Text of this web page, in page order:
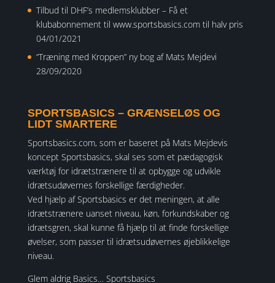
Tilbud til DHF’s medlemsklubber – Få et
klubabonnement til www.sportsbasics.com til halv pris
04/01/2021
“Træning med Kroppen” ny bog af Mats Mejdevi
28/09/2020
SPORTSBASICS – GRÆNSELØS OG
LIDT SMARTERE
Sportsbasics.com, som er baseret på Mats Mejdevis
koncept Sportsbasics, skal ses som et pædagogisk
værktøj for idrætstrænere til at opbygge og udvikle
idrætsudøvernes forskellige færdigheder.
Ved hjælp af Sportsbasics er det meningen, at alle
idrætstrænere uanset niveau, køn, forkundskaber og
idrætsgren, skal kunne få hjælp til at finde forskellige
øvelser, som passer til idrætsudøvernes øjeblikkelige
niveau.
Glem aldrig Basics… Sportsbasics